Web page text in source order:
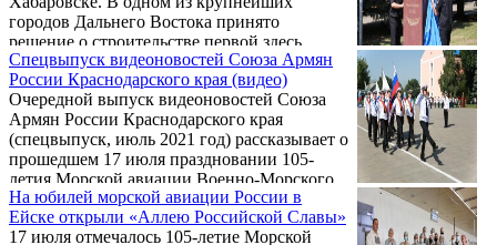
городов Дальнего Востока принято
решение о строительстве первой здесь
Армянской Апостольской Церкви.
Спецвыпуск видеоновостей Союза Армян
России Краснодарского края (видео)
Очередной выпуск видеоновостей Союза
Армян России Краснодарского края
(спецвыпуск, июль 2021 год) рассказывает о
прошедшем 17 июля праздновании 105-
летия Морской авиации Военно-Морского
Флота РФ и 40-летия 859-го Центра боевого
применения и переучивания летного
состава морской авиации ВМФ России,
На юбилей морской авиации России в
Ейске открыли «Аллею Российской Славы»
17 июля отмечалось 105-летие Морской